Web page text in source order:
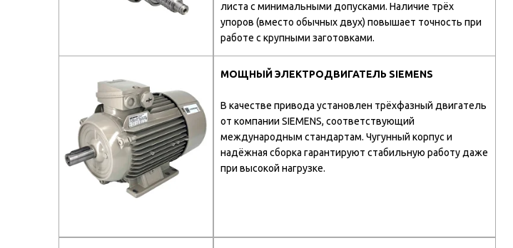
листа с минимальными допусками. Наличие трёх
упоров (вместо обычных двух) повышает точность при
работе с крупными заготовками.
МОЩНЫЙ ЭЛЕКТРОДВИГАТЕЛЬ SIEMENS
В качестве привода установлен трёхфазный двигатель
от компании SIEMENS, соответствующий
международным стандартам. Чугунный корпус и
надёжная сборка гарантируют стабильную работу даже
при высокой нагрузке.